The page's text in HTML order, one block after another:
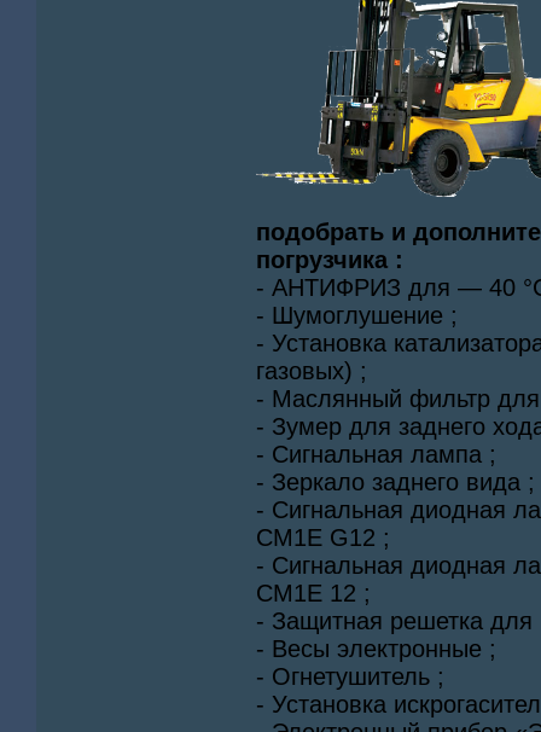
подобрать и
погрузчика :
- АНТИФРИЗ для — 40
- Шумоглушение ;
- Установка
газовых) ;
- Маслянный фильтр
- Зумер для заднего
- Сигнальная лампа ;
- Зеркало заднего вида ;
- Сигнальная диодная
CM1E G12 ;
- Сигнальная диодная
CM1E 12 ;
- Защитная решетка для
- Весы электронные ;
- Огнетушитель ;
- Установка